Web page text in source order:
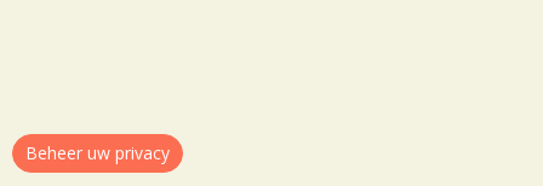
Beheer uw privacy